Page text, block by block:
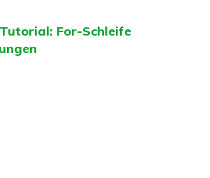
For-Schleife